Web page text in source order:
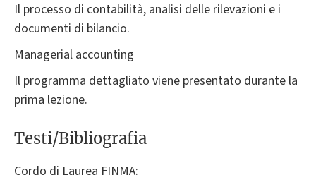
Il processo di contabilità, analisi delle rilevazioni e i
documenti di bilancio.
Managerial accounting
Il programma dettagliato viene presentato durante la
prima lezione.
Testi/Bibliografia
Cordo di Laurea FINMA: